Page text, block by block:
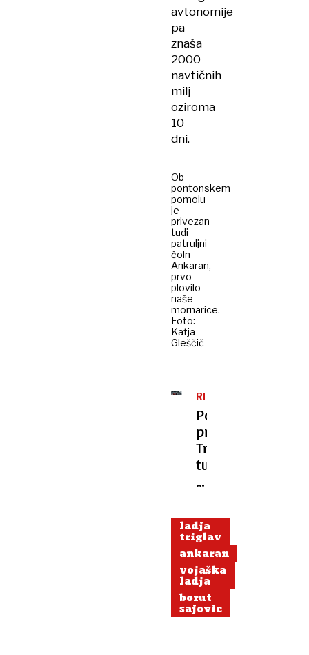
avtonomije
pa
znaša
2000
navtičnih
milj
oziroma
10
dni.
Ob
pontonskem
pomolu
je
privezan
tudi
patruljni
čoln
Ankaran,
prvo
plovilo
naše
mornarice.
Foto:
Katja
Gleščič
REMONT
Povsem
prenovljen
Triglav
tudi
z
oborožitvijo
ladja
triglav
ankaran
vojaška
ladja
borut
sajovic